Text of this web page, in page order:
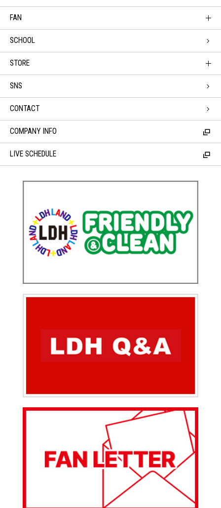
FAN
SCHOOL
STORE
SNS
CONTACT
COMPANY INFO
LIVE SCHEDULE